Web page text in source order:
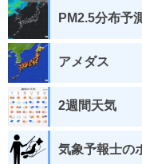
PM2.5分布予
アメダス
2週間天気
気象予報士の